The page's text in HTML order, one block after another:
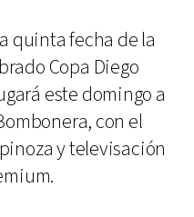
quinta fecha de la
Copa Diego
este domingo a
con el
y televisación